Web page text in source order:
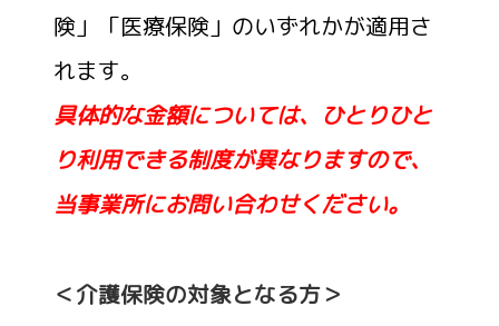
険」「医療保険」のいずれかが適用さ
れます。
具体的な金額については、ひとりひと
り利用できる制度が異なりますので、
当事業所にお問い合わせください。
＜介護保険の対象となる方＞